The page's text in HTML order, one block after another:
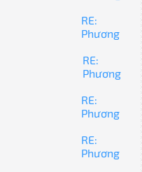
RE:
Phương
RE:
Phương
RE:
Phương
RE:
Phương